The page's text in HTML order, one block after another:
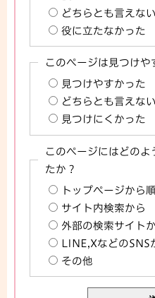
どちらとも言えない
役に立たなかった
このページは見つけや
見つけやすかった
どちらとも言えない
見つけにくかった
このページにはどの
たか？
トップページから
サイト内検索から
外部の検索サイト
LINE,XなどのSNS
その他